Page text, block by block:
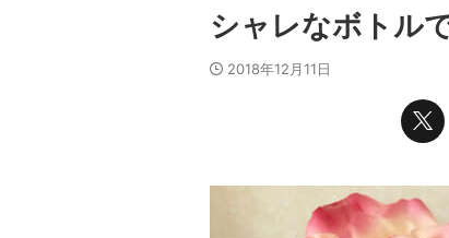
シャレなボトル
2018年12月11日